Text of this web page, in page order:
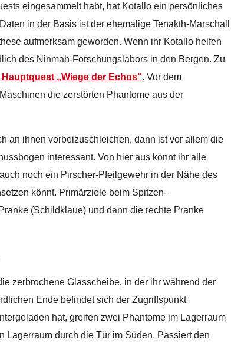
eingesammelt habt, hat Kotallo ein persönliches
in der Basis ist der ehemalige Tenakth-Marschall
aufmerksam geworden. Wenn ihr Kotallo helfen
des Ninmah-Forschungslabors in den Bergen. Zu
Hauptquest „Wiege der Echos“. Vor dem
die zerstörten Phantome aus der
an ihnen vorbeizuschleichen, dann ist vor allem die
interessant. Von hier aus könnt ihr alle
noch ein Pirscher-Pfeilgewehr in der Nähe des
könnt. Primärziele beim Spitzen-
(Schildklaue) und dann die rechte Pranke
zerbrochene Glasscheibe, in der ihr während der
Ende befindet sich der Zugriffspunkt
hat, greifen zwei Phantome im Lagerraum
durch die Tür im Süden. Passiert den